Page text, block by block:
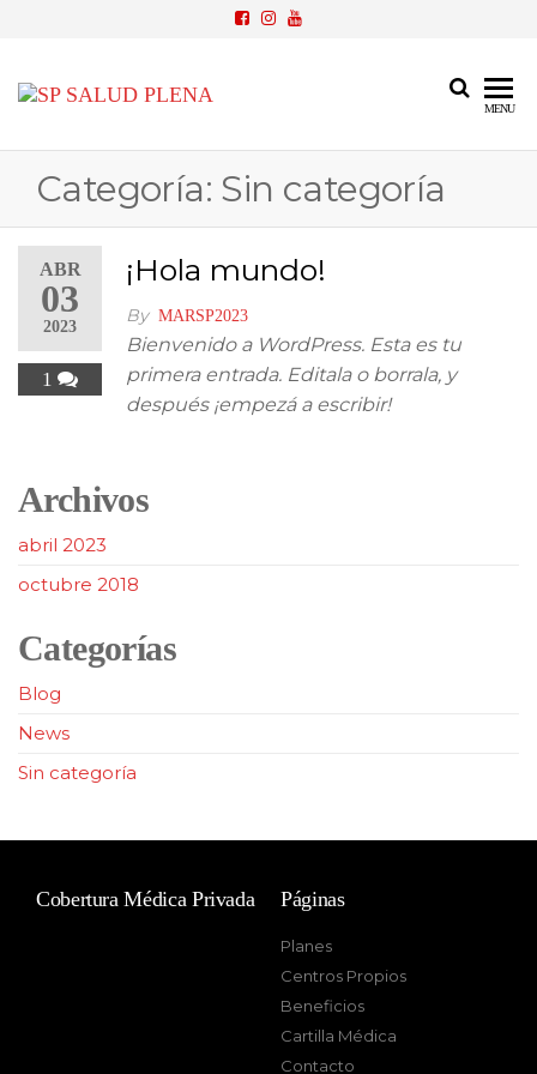
Salud
Plena
MENU
Categoría: Sin categoría
ABR
03
2023
1
¡Hola mundo!
By MARSP2023
Bienvenido a WordPress. Esta es tu
primera entrada. Editala o borrala, y
después ¡empezá a escribir!
Archivos
abril 2023
octubre 2018
Categorías
Blog
News
Sin categoría
Cobertura Médica Privada Páginas
Planes
Centros Propios
Beneficios
Cartilla Médica
Contacto